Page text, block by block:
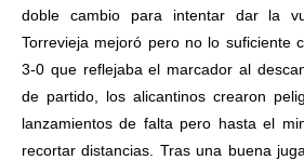
doble cambio para intentar dar la
Torrevieja mejoró pero no lo suficiente
3-0 que reflejaba el marcador al
de partido, los alicantinos crearon
lanzamientos de falta pero hasta el
recortar distancias. Tras una buena